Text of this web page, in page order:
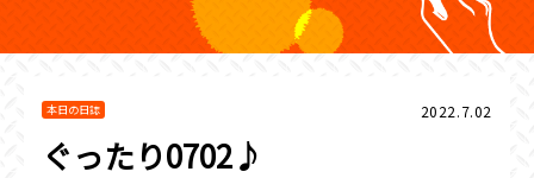
本日の日誌 2022.7.02
ぐったり0702♪